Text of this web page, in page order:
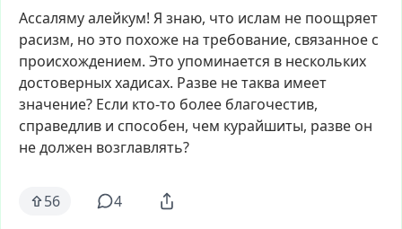
Ассалямуалейкум! Я знаю, что ислам не поощряет
расизм, но это похоже на требование, связанное с
происхождением. Это упоминается в нескольких
достоверныххадисах. Разве нетаква имеет
значение? Если кто-то более благочестив,
справедлив и способен, чем курайшиты, разве он
недолжен возглавлять?
56 4